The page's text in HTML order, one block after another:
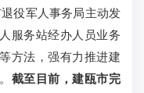
役军人事务局主动发
服务站经办人员业务
方法，强有力推进建
截至目前，建瓯市完